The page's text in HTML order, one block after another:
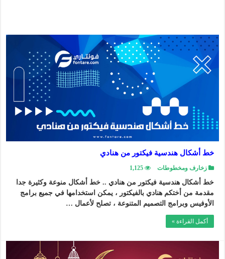
خط أشكال هندسية فيكتور من هنادي
زخارف ومخطوطات 1,125
خط أشكال هندسية فيكتور من هنادي .. خط أشكال منوعة وكثيرة جدا
مقدمة من أختكم هنادي بالفيكتور ، يمكن استخدامها في جميع برامج
الأوفيس وبرامج التصميم المتنوعة ، تصلح لأعمال …
أكمل القراءة »